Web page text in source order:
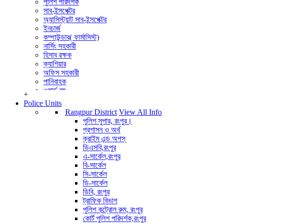
পুলিশ পরিদর্শক
সাব-ইন্সপেক্টর
অ্যাসিস্ট্যান্ট সাব-ইন্সপেক্টর
ইনচার্জ
কম্পাউন্ডার( ফার্মাসিস্ট)
নার্সিং সহকারী
হিসাব রক্ষক
ক্যাশিয়ার
অফিস সহকারী
পানিবাহক
ওয়ার্ড বয়
বার্বুচী
পুলিশ পরিদর্শক (তদন্ত)
পুলিশ পরিদর্শক (অপারেশন)
অপারেটর সাইবার ক্রাইম
View All Info
+
Police Units
Rangpur District View All Info
পুলিশ সুপার, রংপুর।
প্রশাসন ও অর্থ
ক্রাইম এন্ড অপস্
ডিএসবি,রংপুর
এ-সার্কেল,রংপুর
বি-সার্কেল
সি-সার্কেল
ডি-সার্কেল
ডিবি, রংপুর
ট্রাফিক বিভাগ
পুলিশ কন্ট্রোল রুম, রংপুর
কোর্ট পুলিশ পরিদর্শক,রংপুর